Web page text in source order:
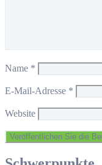
Name *
E-Mail-Adresse *
Website